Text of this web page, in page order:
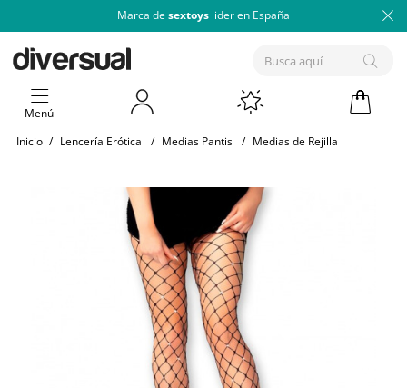
Marca de sextoys lider en España
Menú
Inicio / Lencería Erótica / Medias Pantis / Medias de Rejilla